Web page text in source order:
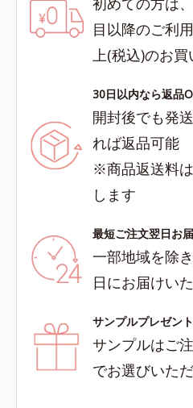
目以降のご利
上(税込)のお
30日以内なら返品
開封後でも発
れば返品可能
※商品返送料
します
最短ご注文翌日お
一部地域を除
日にお届けい
サンプルプレゼント
サンプルはご
でお選びいた